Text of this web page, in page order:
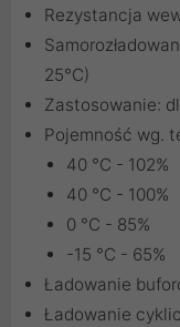
Rezystancja
25°C)
Zastosowanie:
Pojemność wg.
40 °C - 102%
40 °C - 100%
0 °C - 85%
-15 °C - 65%
Ładowanie
Ładowanie